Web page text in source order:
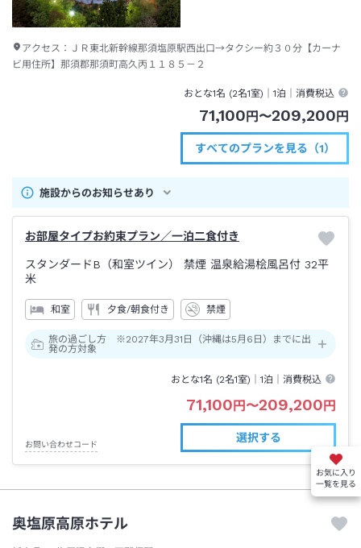
アクセス： ＪＲ東北新幹線那須塩原駅西出口→タクシー約３０分【カーナ
ビ用住所】那須郡那須町高久丙１１８５－２
おとな1名 (2名1室)｜1泊 ｜消費税込
71,100円〜209,200円
すべてのプランを見る（1）
施設からのお知らせあり
お部屋タイプお約束プラン／一泊二食付き
スタンダードB（和室ツイン） 禁煙 温泉給湯桧風呂付 32平
米
和室 夕食/朝食付き 禁煙
旅の過ごし方 ※2027年3月31日（沖縄は5月6日）までに出
発の方対象
おとな1名 (2名1室)｜1泊 ｜消費税込
71,100円〜209,200円
お問い合わせコード
選択する
奥塩原高原ホテル
お気に入り
一覧を見る